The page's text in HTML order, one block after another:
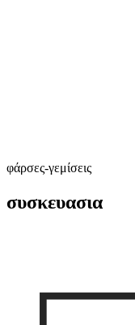
φάρσες-γεμίσεις
συσκευασια